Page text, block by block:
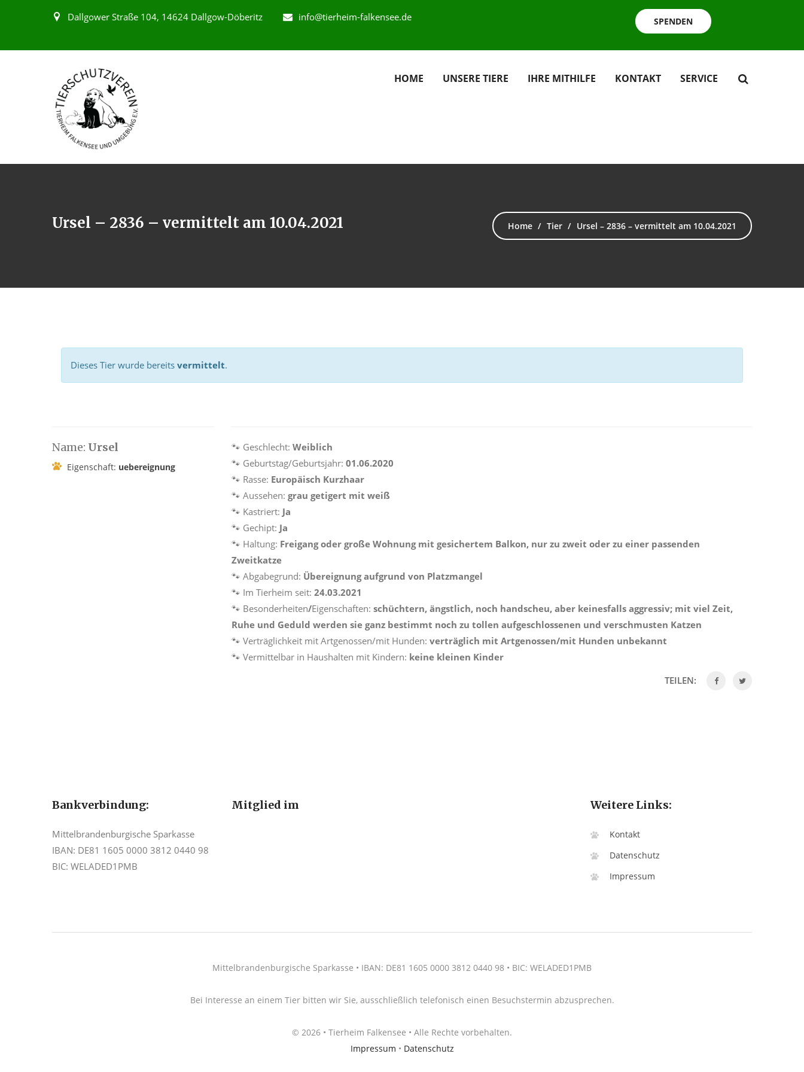
Dallgower Straße 104, 14624 Dallgow-Döberitz info@tierheim-falkensee.de SPENDEN
HOME UNSERE TIERE IHRE MITHILFE KONTAKT SERVICE
Ursel – 2836 – vermittelt am 10.04.2021 Home Tier Ursel – 2836 – vermittelt am 10.04.2021
Dieses Tier wurde bereits vermittelt.
Name: Ursel
Eigenschaft: uebereignung
🐾 Geschlecht: Weiblich
🐾 Geburtstag/Geburtsjahr: 01.06.2020
🐾 Rasse: Europäisch Kurzhaar
🐾 Aussehen: grau getigert mit weiß
🐾 Kastriert: Ja
🐾 Gechipt: Ja
🐾 Haltung: Freigang oder große Wohnung mit gesichertem Balkon, nur zu zweit oder zu einer passenden
Zweitkatze
🐾 Abgabegrund: Übereignung aufgrund von Platzmangel
🐾 Im Tierheim seit: 24.03.2021
🐾 Besonderheiten/Eigenschaften: schüchtern, ängstlich, noch handscheu, aber keinesfalls aggressiv; mit viel Zeit,
Ruhe und Geduld werden sie ganz bestimmt noch zu tollen aufgeschlossenen und verschmusten Katzen
🐾 Verträglichkeit mit Artgenossen/mit Hunden: verträglich mit Artgenossen/mit Hunden unbekannt
🐾 Vermittelbar in Haushalten mit Kindern: keine kleinen Kinder
TEILEN:
Bankverbindung:
Mittelbrandenburgische Sparkasse
IBAN: DE81 1605 0000 3812 0440 98
BIC: WELADED1PMB
Mitglied im Weitere Links:
Kontakt
Datenschutz
Impressum
Mittelbrandenburgische Sparkasse • IBAN: DE81 1605 0000 3812 0440 98 • BIC: WELADED1PMB
Bei Interesse an einem Tier bitten wir Sie, ausschließlich telefonisch einen Besuchstermin abzusprechen.
© 2026 • Tierheim Falkensee • Alle Rechte vorbehalten.
Impressum • Datenschutz